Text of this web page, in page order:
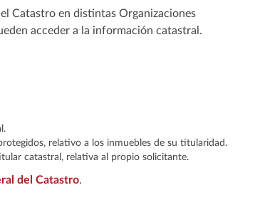
Catastro en distintas Organizaciones
acceder a la información catastral.
relativo a los inmuebles de su titularidad.
catastral, relativa al propio solicitante.
del Catastro.